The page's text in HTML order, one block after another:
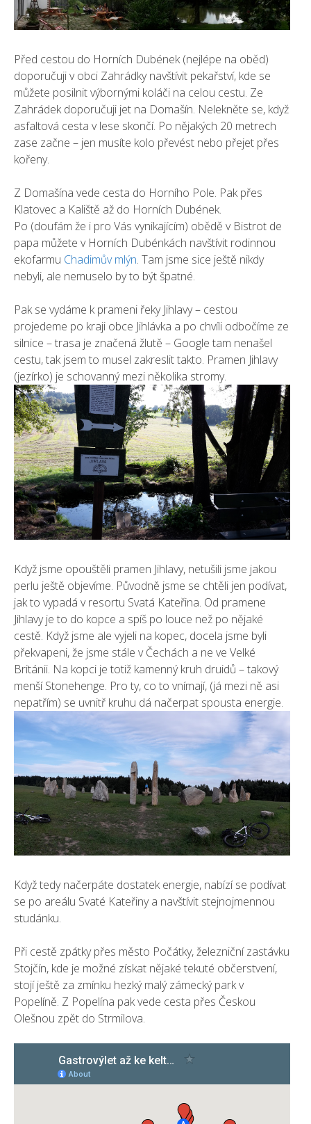
Před cestou do Horních Dubének (nejlépe na oběd)
doporučuji v obci Zahrádky navštívit pekařství, kde se
můžete posilnit výbornými koláči na celou cestu. Ze
Zahrádek doporučuji jet na Domašín. Nelekněte se, když
asfaltová cesta v lese skončí. Po nějakých 20 metrech
zase začne – jen musíte kolo převést nebo přejet přes
kořeny.
Z Domašína vede cesta do Horního Pole. Pak přes
Klatovec a Kaliště až do Horních Dubének.
Po (doufám že i pro Vás vynikajícím) obědě v Bistrot de
papa můžete v Horních Dubénkách navštívit rodinnou
ekofarmu Chadimův mlýn. Tam jsme sice ještě nikdy
nebyli, ale nemuselo by to být špatné.
Pak se vydáme k prameni řeky Jihlavy – cestou
projedeme po kraji obce Jihlávka a po chvíli odbočíme ze
silnice – trasa je značená žlutě – Google tam nenašel
cestu, tak jsem to musel zakreslit takto. Pramen Jihlavy
(jezírko) je schovanný mezi několika stromy.
Když jsme opouštěli pramen Jihlavy, netušili jsme jakou
perlu ještě objevíme. Původně jsme se chtěli jen podívat,
jak to vypadá v resortu Svatá Kateřina. Od pramene
Jihlavy je to do kopce a spíš po louce než po nějaké
cestě. Když jsme ale vyjeli na kopec, docela jsme byli
překvapeni, že jsme stále v Čechách a ne ve Velké
Británii. Na kopci je totiž kamenný kruh druidů – takový
menší Stonehenge. Pro ty, co to vnímají, (já mezi ně asi
nepatřím) se uvnitř kruhu dá načerpat spousta energie.
Když tedy načerpáte dostatek energie, nabízí se podívat
se po areálu Svaté Kateřiny a navštívit stejnojmennou
studánku.
Při cestě zpátky přes město Počátky, železniční zastávku
Stojčín, kde je možné získat nějaké tekuté občerstvení,
stojí ještě za zmínku hezký malý zámecký park v
Popelíně. Z Popelína pak vede cesta přes Českou
Olešnou zpět do Strmilova.